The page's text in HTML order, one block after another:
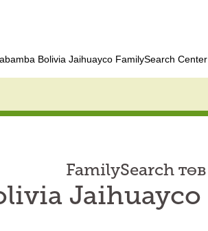
Bolivia Jaihuayco FamilySearch Center
FamilySearch төв